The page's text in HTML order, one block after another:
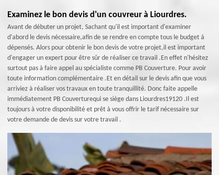
Examinez le bon devis d'un couvreur à Liourdres.
Avant de débuter un projet, Sachant qu'il est important d'examiner
d'abord le devis nécessaire,afin de se rendre en compte tous le budget á
dépensés. Alors pour obtenir le bon devis de votre projet,il est important
d'engager un expert pour être sûr de réaliser ce travail .En effet n'hésitez
surtout pas à faire appel au spécialiste comme PB Couverture. Pour avoir
toute information complémentaire .Et en détail sur le devis afin que vous
arriviez à réaliser vos travaux en toute tranquillité. Donc faite appelle
immédiatement PB Couverturequi se siège dans Liourdres19120 .Il est
toujours à votre disponibilité et prêt à vous offrir le tarif nécessaire sur
votre demande de devis sur votre travail .